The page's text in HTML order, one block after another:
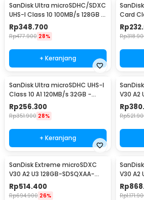
SanDisk Ultra microSDHC/SDXC
UHS-I Class 10 100MB/s 128GB -
SDSQUNR
Rp348.700
Rp477.900 28%
+ Keranjang
Card
Rp
Rp
SanDisk Ultra microSDHC UHS-I
Class 10 A1 120MB/s 32GB -
SDSQUA4
Rp256.300
Rp351.900 28%
+ Keranjang
V30 A2
064G
Rp
Rp
SanDisk Extreme microSDXC
V30 A2 U3 128GB-SDSQXAA-
128G
Rp514.400
Rp694.900 26%
V30 A2
256G
Rp
Rp